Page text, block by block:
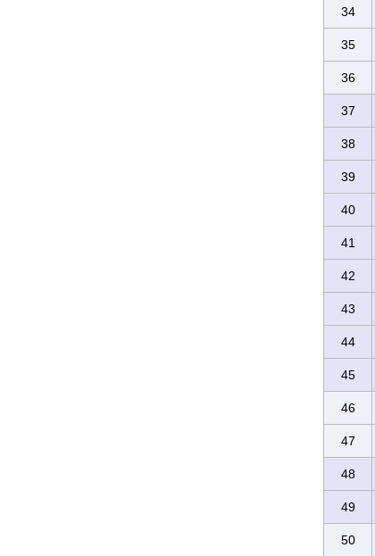
34
35
36
37
38
39
40
41
42
43
44
45
46
47
48
49
50